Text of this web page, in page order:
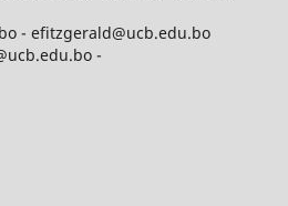
- efitzgerald@ucb.edu.bo
-